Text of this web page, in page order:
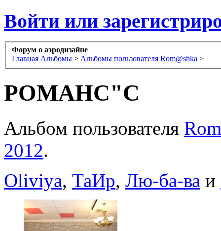
Войти или
Форум о аэродизайне
Главная Альбомы > Альбомы пользователя Rom@shka >
РОМАНС"C
Альбом пользователя
2012.
Oliviya, ТаИр, Лю-ба-ва и